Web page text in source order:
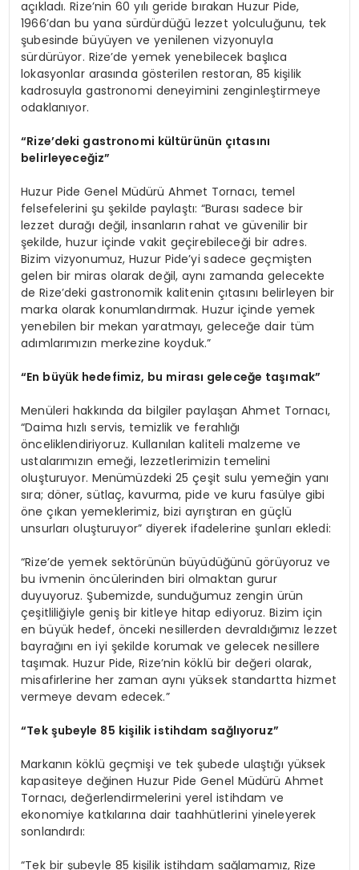
açıkladı. Rize’nin 60 yılı geride bırakan Huzur Pide,
1966’dan bu yana sürdürdüğü lezzet yolculuğunu, tek
şubesinde büyüyen ve yenilenen vizyonuyla
sürdürüyor. Rize’de yemek yenebilecek başlıca
lokasyonlar arasında gösterilen restoran, 85 kişilik
kadrosuyla gastronomi deneyimini zenginleştirmeye
odaklanıyor.
“Rize’deki gastronomi kültürünün çıtasını
belirleyeceğiz”
Huzur Pide Genel Müdürü Ahmet Tornacı, temel
felsefelerini şu şekilde paylaştı: “Burası sadece bir
lezzet durağı değil, insanların rahat ve güvenilir bir
şekilde, huzur içinde vakit geçirebileceği bir adres.
Bizim vizyonumuz, Huzur Pide’yi sadece geçmişten
gelen bir miras olarak değil, aynı zamanda gelecekte
de Rize’deki gastronomik kalitenin çıtasını belirleyen bir
marka olarak konumlandırmak. Huzur içinde yemek
yenebilen bir mekan yaratmayı, geleceğe dair tüm
adımlarımızın merkezine koyduk.”
“En büyük hedefimiz, bu mirası geleceğe taşımak”
Menüleri hakkında da bilgiler paylaşan Ahmet Tornacı,
“Daima hızlı servis, temizlik ve ferahlığı
önceliklendiriyoruz. Kullanılan kaliteli malzeme ve
ustalarımızın emeği, lezzetlerimizin temelini
oluşturuyor. Menümüzdeki 25 çeşit sulu yemeğin yanı
sıra; döner, sütlaç, kavurma, pide ve kuru fasülye gibi
öne çıkan yemeklerimiz, bizi ayrıştıran en güçlü
unsurları oluşturuyor” diyerek ifadelerine şunları ekledi:
“Rize’de yemek sektörünün büyüdüğünü görüyoruz ve
bu ivmenin öncülerinden biri olmaktan gurur
duyuyoruz. Şubemizde, sunduğumuz zengin ürün
çeşitliliğiyle geniş bir kitleye hitap ediyoruz. Bizim için
en büyük hedef, önceki nesillerden devraldığımız lezzet
bayrağını en iyi şekilde korumak ve gelecek nesillere
taşımak. Huzur Pide, Rize’nin köklü bir değeri olarak,
misafirlerine her zaman aynı yüksek standartta hizmet
vermeye devam edecek.”
“Tek şubeyle 85 kişilik istihdam sağlıyoruz”
Markanın köklü geçmişi ve tek şubede ulaştığı yüksek
kapasiteye değinen Huzur Pide Genel Müdürü Ahmet
Tornacı, değerlendirmelerini yerel istihdam ve
ekonomiye katkılarına dair taahhütlerini yineleyerek
sonlandırdı:
“Tek bir şubeyle 85 kişilik istihdam sağlamamız, Rize